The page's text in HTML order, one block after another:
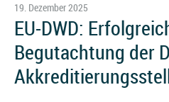
19. Dezember 2025
EU-DWD:
Begutachtung der